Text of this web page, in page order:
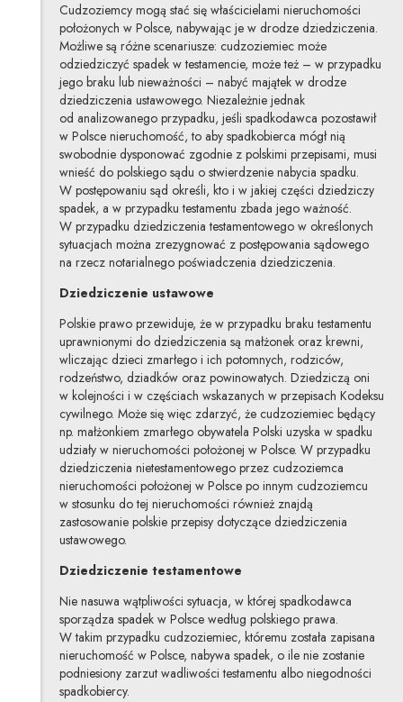
Cudzoziemcy mogą stać się właścicielami nieruchomości
położonych w Polsce, nabywając je w drodze dziedziczenia.
Możliwe są różne scenariusze: cudzoziemiec może
odziedziczyć spadek w testamencie, może też – w przypadku
jego braku lub nieważności – nabyć majątek w drodze
dziedziczenia ustawowego. Niezależnie jednak
od analizowanego przypadku, jeśli spadkodawca pozostawił
w Polsce nieruchomość, to aby spadkobierca mógł nią
swobodnie dysponować zgodnie z polskimi przepisami, musi
wnieść do polskiego sądu o stwierdzenie nabycia spadku.
W postępowaniu sąd określi, kto i w jakiej części dziedziczy
spadek, a w przypadku testamentu zbada jego ważność.
W przypadku dziedziczenia testamentowego w określonych
sytuacjach można zrezygnować z postępowania sądowego
na rzecz notarialnego poświadczenia dziedziczenia.
Dziedziczenie ustawowe
Polskie prawo przewiduje, że w przypadku braku testamentu
uprawnionymi do dziedziczenia są małżonek oraz krewni,
wliczając dzieci zmarłego i ich potomnych, rodziców,
rodzeństwo, dziadków oraz powinowatych. Dziedziczą oni
w kolejności i w częściach wskazanych w przepisach Kodeksu
cywilnego. Może się więc zdarzyć, że cudzoziemiec będący
np. małżonkiem zmarłego obywatela Polski uzyska w spadku
udziały w nieruchomości położonej w Polsce. W przypadku
dziedziczenia nietestamentowego przez cudzoziemca
nieruchomości położonej w Polsce po innym cudzoziemcu
w stosunku do tej nieruchomości również znajdą
zastosowanie polskie przepisy dotyczące dziedziczenia
ustawowego.
Dziedziczenie testamentowe
Nie nasuwa wątpliwości sytuacja, w której spadkodawca
sporządza spadek w Polsce według polskiego prawa.
W takim przypadku cudzoziemiec, któremu została zapisana
nieruchomość w Polsce, nabywa spadek, o ile nie zostanie
podniesiony zarzut wadliwości testamentu albo niegodności
spadkobiercy.